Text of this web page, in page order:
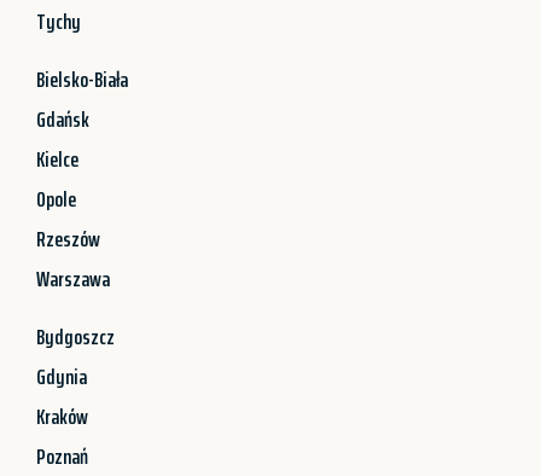
Tychy
Bielsko-Biała
Gdańsk
Kielce
Opole
Rzeszów
Warszawa
Bydgoszcz
Gdynia
Kraków
Poznań